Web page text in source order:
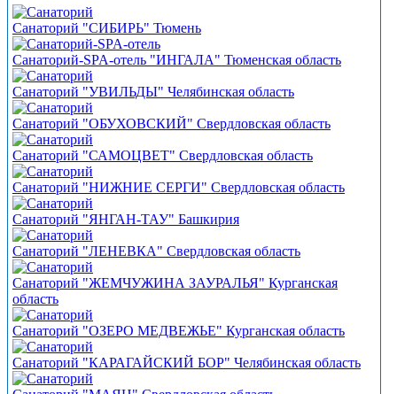
Санаторий "СИБИРЬ" Тюмень
Санаторий-SPA-отель "ИНГАЛА" Тюменская область
Санаторий "УВИЛЬДЫ" Челябинская область
Санаторий "ОБУХОВСКИЙ" Свердловская область
Санаторий "САМОЦВЕТ" Свердловская область
Санаторий "НИЖНИЕ СЕРГИ" Свердловская область
Санаторий "ЯНГАН-ТАУ" Башкирия
Санаторий "ЛЕНЕВКА" Свердловская область
Санаторий "ЖЕМЧУЖИНА ЗАУРАЛЬЯ" Курганская
область
Санаторий "ОЗЕРО МЕДВЕЖЬЕ" Курганская область
Санаторий "КАРАГАЙСКИЙ БОР" Челябинская область